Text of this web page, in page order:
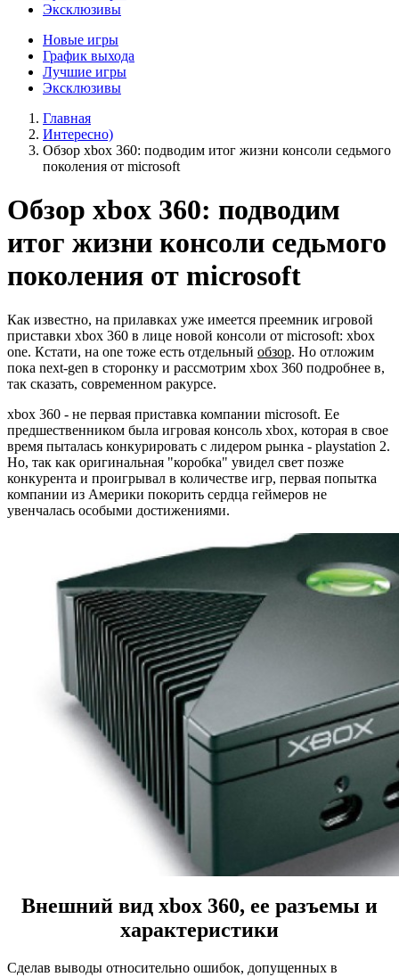
Эксклюзивы
Новые игры
График выхода
Лучшие игры
Эксклюзивы
Главная
Интересно)
Обзор xbox 360: подводим итог жизни консоли седьмого
поколения от microsoft
Обзор xbox 360: подводим
итог жизни консоли седьмого
поколения от microsoft
Как известно, на прилавках уже имеется преемник игровой
приставки xbox 360 в лице новой консоли от microsoft: xbox
one. Кстати, на one тоже есть отдельный обзор. Но отложим
пока next-gen в сторонку и рассмотрим xbox 360 подробнее в,
так сказать, современном ракурсе.
xbox 360 - не первая приставка компании microsoft. Ее
предшественником была игровая консоль xbox, которая в свое
время пыталась конкурировать с лидером рынка - playstation 2.
Но, так как оригинальная "коробка" увидел свет позже
конкурента и проигрывал в количестве игр, первая попытка
компании из Америки покорить сердца геймеров не
увенчалась особыми достижениями.
Внешний вид xbox 360, ее разъемы и
характеристики
Сделав выводы относительно ошибок, допущенных в